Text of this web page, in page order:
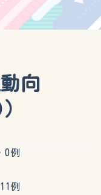
向
0例
例